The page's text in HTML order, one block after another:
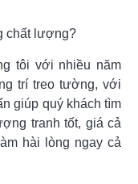
chất lượng?
tôi với nhiều năm
trí treo tường, với
giúp quý khách tìm
tranh tốt, giá cả
hài lòng ngay cả